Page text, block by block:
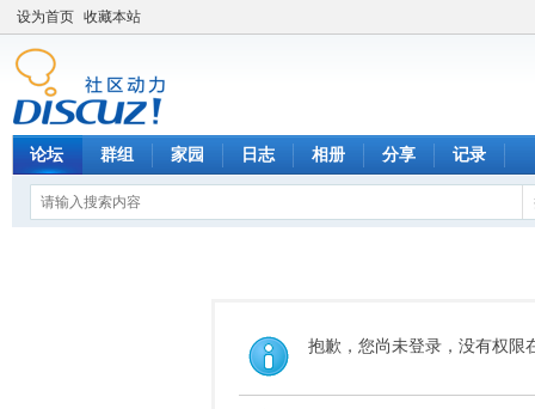
设为首页 收藏本站
论坛 群组 家园 日志 相册 分享 记录
抱歉，您尚未登录，没有权限